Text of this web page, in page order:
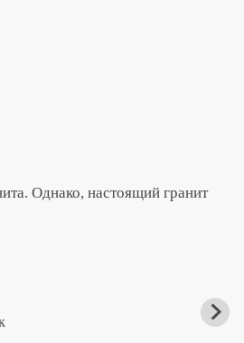
Однако, настоящий гранит